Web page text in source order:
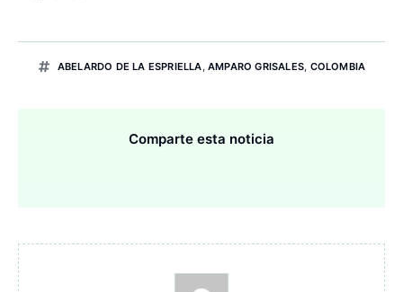
ABELARDO DE LA ESPRIELLA,AMPARO GRISALES, COLOMBIA
Comparte esta noticia